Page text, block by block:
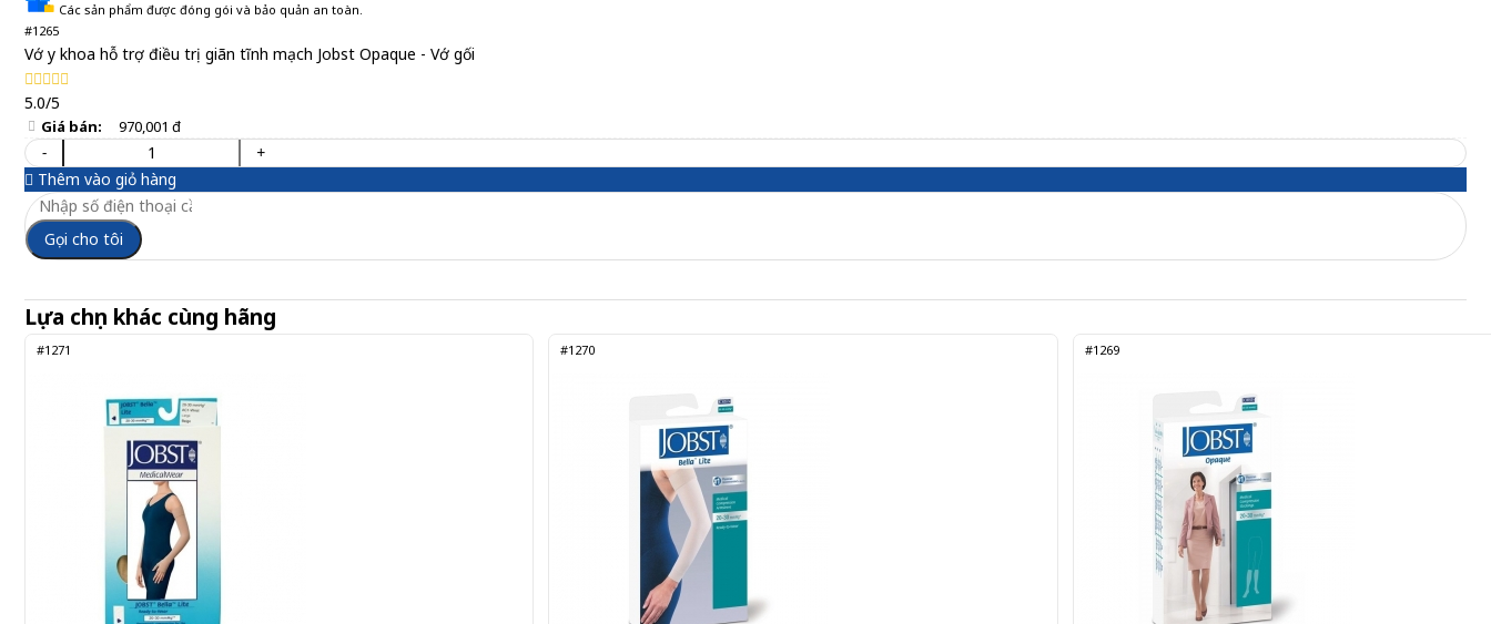
Các sản phẩm được đóng gói và bảo quản an toàn.
#1265
Vớ y khoa hỗ trợ điều trị giãn tĩnh mạch Jobst Opaque - Vớ gối
5.0/5
Giá bán: 970,001 đ
-
+
Thêm vào giỏ hàng
Gọi cho tôi
Lựa chọn khác cùng hãng
#1271 #1270 #1269